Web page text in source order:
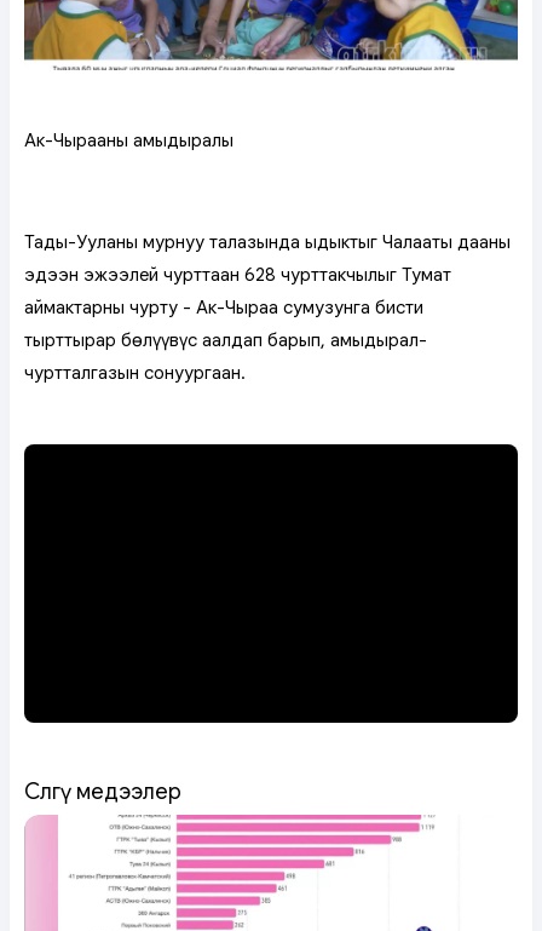
Ак-Чырааның амыдыралы
Таңды-Ууланың мурнуу талазында ыдыктыг Чалааты дааның
эдээн эжээлей чурттаан 628 чурттакчылыг Тумат
аймактарның чурту - Ак-Чыраа сумузунга бистиң
тырттырар бөлүүвүс аалдап барып, амыдырал-
чуртталгазын сонуургаан.
Сөөлгү медээлер